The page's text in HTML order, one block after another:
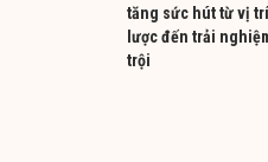
tăng sức hút từ vị
lược đến trải
trội